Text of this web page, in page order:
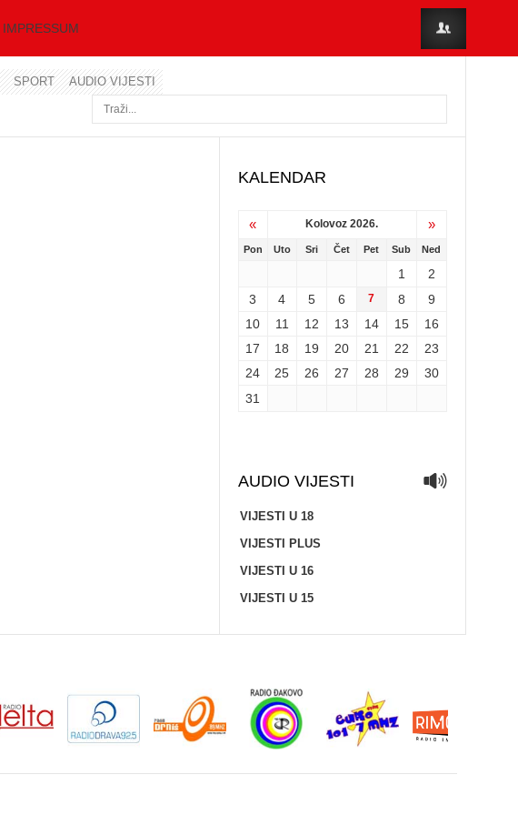
IMPRESSUM
SPORT AUDIO VIJESTI
KALENDAR
« Kolovoz 2026. »
Pon Uto Sri Čet Pet Sub Ned
1
2
3
4 5 6 7 8
9
10
11 12 13 14 15
16
17
18 19 20 21 22
23
24
25 26 27 28 29
30
31
AUDIO VIJESTI
VIJESTI U 18
VIJESTI PLUS
VIJESTI U 16
VIJESTI U 15